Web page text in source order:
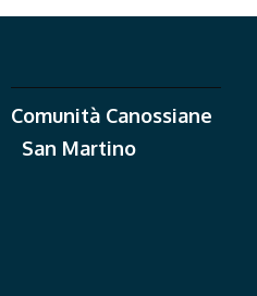
Comunità Canossiane
San Martino